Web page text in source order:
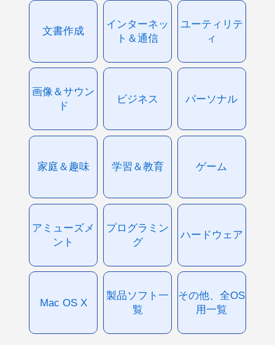
文書作成
インターネッ
ト＆通信
ユーティリテ
ィ
画像＆サウン
ド
ビジネス パーソナル
家庭＆趣味 学習＆教育 ゲーム
アミューズメ
ント
プログラミン
グ
ハードウェア
Mac OS X
製品ソフト一
覧
その他、全OS
用一覧